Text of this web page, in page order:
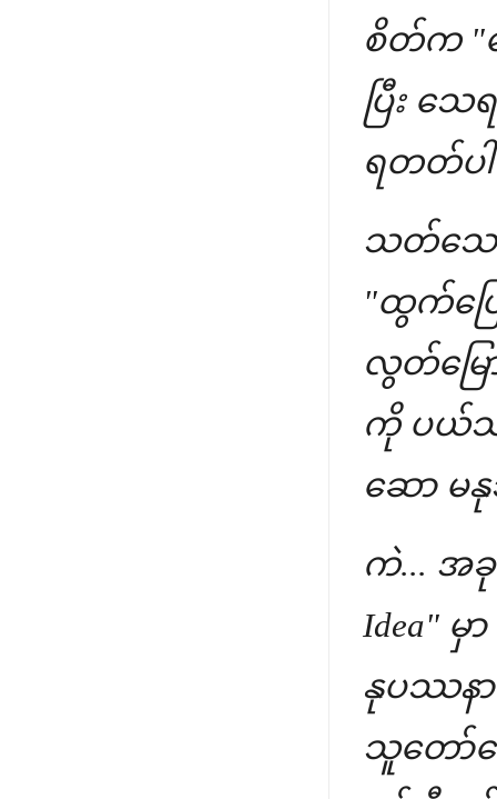
စိတ်က "ဒ
ပြီး သ
ရတတ်ပ
သတ်သေခ
"ထွက်ပြ
လွတ်မြေ
ကို ပယ်သ
ဆော မ
ကဲ... အခု
Idea" မှ
နုပဿန
သူတော်က